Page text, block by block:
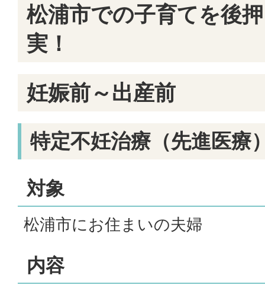
松浦市での子育てを後
実！
妊娠前～出産前
特定不妊治療（先進医療
対象
松浦市にお住まいの夫婦
内容